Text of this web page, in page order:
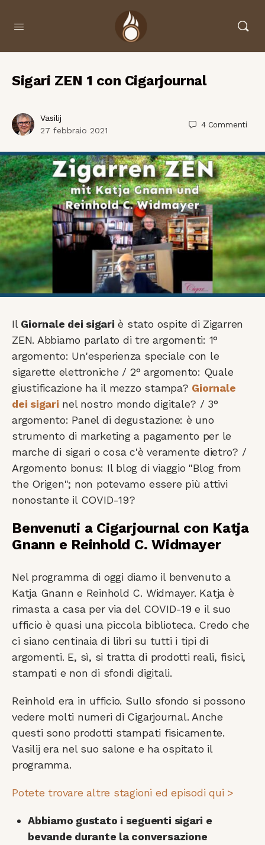
Sigari ZEN 1 con Cigarjournal
Vasilij
27 febbraio 2021
4 Commenti
Il Giornale dei sigari è stato ospite di Zigarren
ZEN. Abbiamo parlato di tre argomenti: 1°
argomento: Un'esperienza speciale con le
sigarette elettroniche / 2° argomento: Quale
giustificazione ha il mezzo stampa? Giornale
dei sigari nel nostro mondo digitale? / 3°
argomento: Panel di degustazione: è uno
strumento di marketing a pagamento per le
marche di sigari o cosa c'è veramente dietro? /
Argomento bonus: Il blog di viaggio "Blog from
the Origen"; non potevamo essere più attivi
nonostante il COVID-19?
Benvenuti a Cigarjournal con Katja
Gnann e Reinhold C. Widmayer
Nel programma di oggi diamo il benvenuto a
Katja Gnann e Reinhold C. Widmayer. Katja è
rimasta a casa per via del COVID-19 e il suo
ufficio è quasi una piccola biblioteca. Credo che
ci siano centinaia di libri su tutti i tipi di
argomenti. E, sì, si tratta di prodotti reali, fisici,
stampati e non di sfondi digitali.
Reinhold era in ufficio. Sullo sfondo si possono
vedere molti numeri di Cigarjournal. Anche
questi sono prodotti stampati fisicamente.
Vasilij era nel suo salone e ha ospitato il
programma.
Potete trovare altre stagioni ed episodi qui >
Abbiamo gustato i seguenti sigari e
bevande durante la conversazione